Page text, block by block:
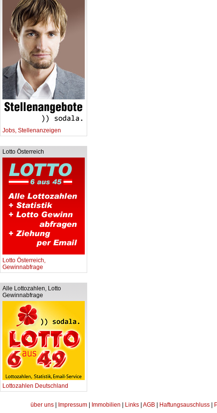
Jobs, Stellenanzeigen
Lotto Österreich
Lotto Österreich,
Gewinnabfrage
Alle Lottozahlen, Lotto
Gewinnabfrage
Lottozahlen Deutschland
über uns Impressum Immobilien Links AGB Haftungsauschluss